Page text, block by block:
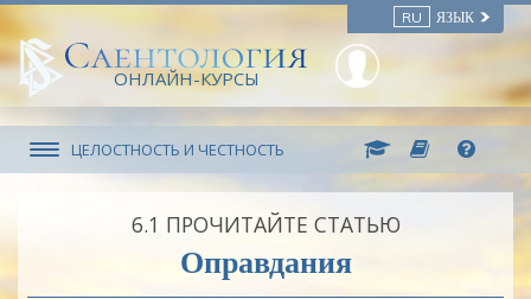
RU ЯЗЫК
ОНЛАЙН-КУРСЫ
ЦЕЛОСТНОСТЬ И ЧЕСТНОСТЬ
6.‎1 ПРОЧИТАЙТЕ СТАТЬЮ
Оправдания